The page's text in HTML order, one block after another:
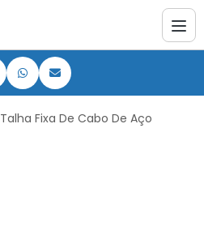
Talha Fixa De Cabo De Aço